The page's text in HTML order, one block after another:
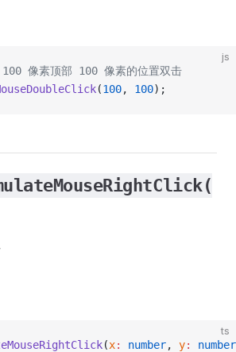
js
像素顶部 100 像素的位置双击
(100, 100);
ts
(x: number, y: number